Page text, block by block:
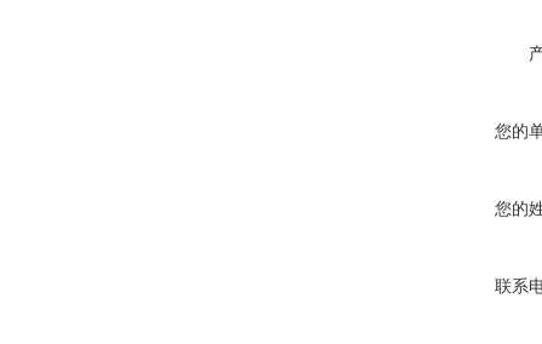
您的
您的
联系